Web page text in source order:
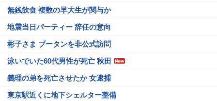
無銭飲食 複数の早大生が関与か
地震当日パーティー 辞任の意向
彬子さま ブータンを非公式訪問
泳いでいた60代男性が死亡 秋田
義理の弟を死亡させたか 女逮捕
東京駅近くに地下シェルター整備